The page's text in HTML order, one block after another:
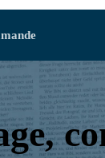
Biélorussie
Canada
Europe